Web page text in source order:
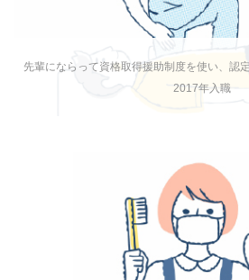
先輩にならって資格取得援助制度を使い、認
2017年入職